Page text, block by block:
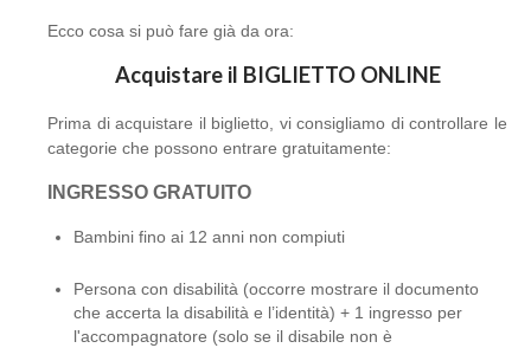
Ecco cosa si può fare già da ora:
Acquistare il BIGLIETTO ONLINE
Prima di acquistare il biglietto, vi consigliamo di controllare le
categorie che possono entrare gratuitamente:
INGRESSO GRATUITO
Bambini fino ai 12 anni non compiuti
Persona con disabilità (occorre mostrare il documento
che accerta la disabilità e l’identità) + 1 ingresso per
l'accompagnatore (solo se il disabile non è